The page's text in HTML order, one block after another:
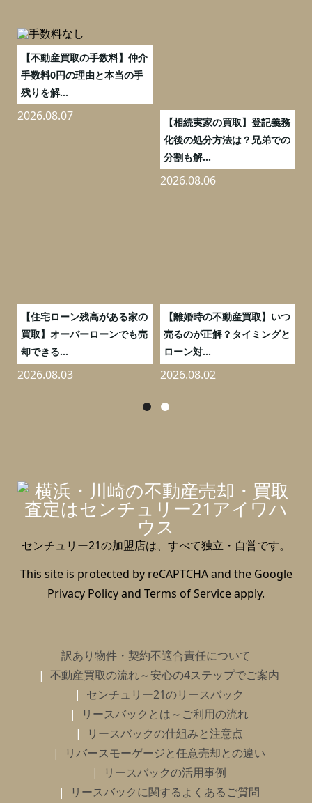
【不動産買取の手数料】仲介
手数料0円の理由と本当の手
残りを解...
2026.08.07
【相続実家の買取】登記義務
化後の処分方法は？兄弟での
分割も解...
2026.08.06
【住宅ローン残高がある家の
買取】オーバーローンでも売
却できる...
2026.08.03
【離婚時の不動産買取】いつ
売るのが正解？タイミングと
ローン対...
2026.08.02
センチュリー21の加盟店は、すべて独立・自営です。
This site is protected by reCAPTCHA and the Google
Privacy Policyand Terms of Serviceapply.
訳あり物件・契約不適合責任について
不動産買取の流れ～安心の4ステップでご案内
センチュリー21のリースバック
リースバックとは～ご利用の流れ
リースバックの仕組みと注意点
リバースモーゲージと任意売却との違い
リースバックの活用事例
リースバックに関するよくあるご質問